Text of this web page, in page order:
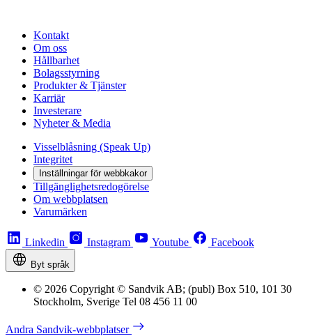
Kontakt
Om oss
Hållbarhet
Bolagsstyrning
Produkter & Tjänster
Karriär
Investerare
Nyheter & Media
Visselblåsning (Speak Up)
Integritet
Inställningar för webbkakor
Tillgänglighetsredogörelse
Om webbplatsen
Varumärken
Linkedin Instagram Youtube Facebook
Byt språk
© 2026 Copyright © Sandvik AB; (publ) Box 510, 101 30
Stockholm, Sverige Tel 08 456 11 00
Andra Sandvik-webbplatser